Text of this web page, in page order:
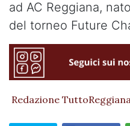
ad AC Reggiana,
del torneo Future
Redazione